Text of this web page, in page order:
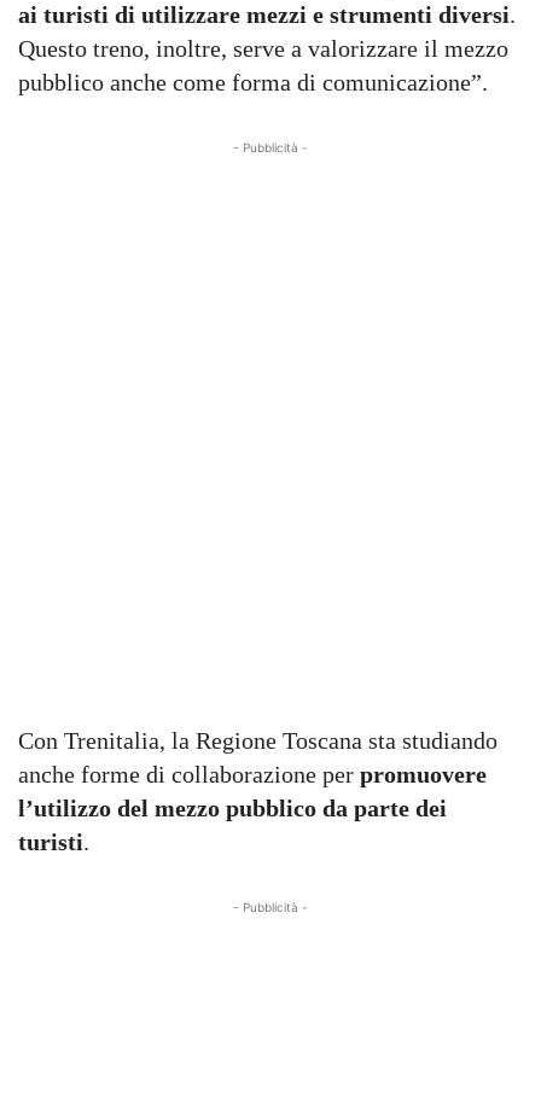
ai turisti di utilizzare mezzi e strumenti diversi.
Questo treno, inoltre, serve a valorizzare il mezzo
pubblico anche come forma di comunicazione”.
- Pubblicità -
Con Trenitalia, la Regione Toscana sta studiando
anche forme di collaborazione per promuovere
l’utilizzo del mezzo pubblico da parte dei
turisti.
- Pubblicità -